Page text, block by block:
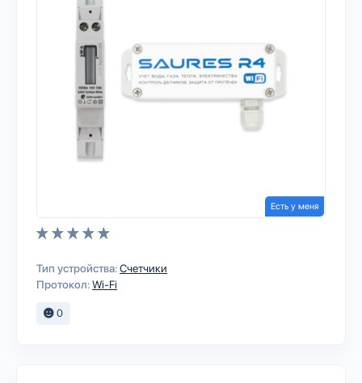
Есть у меня
Тип устройства:Счетчики
Протокол:Wi-Fi
0